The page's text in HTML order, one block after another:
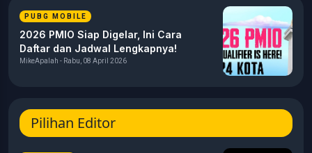
PUBG MOBILE
2026 PMIO Siap Digelar, Ini Cara
Daftar dan Jadwal Lengkapnya!
MikeApalah - Rabu, 08 April 2026
Pilihan Editor